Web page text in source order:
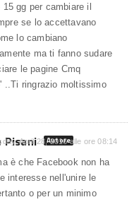
15 gg per cambiare il
se lo accettavano
lo cambiano
ma ti fanno sudare
le pagine Cmq
..Ti ringrazio moltissimo
Pisani Autore
April 28, 2016 alle ore 08:14
è che Facebook non ha
interesse nell'unire le
o per un minimo